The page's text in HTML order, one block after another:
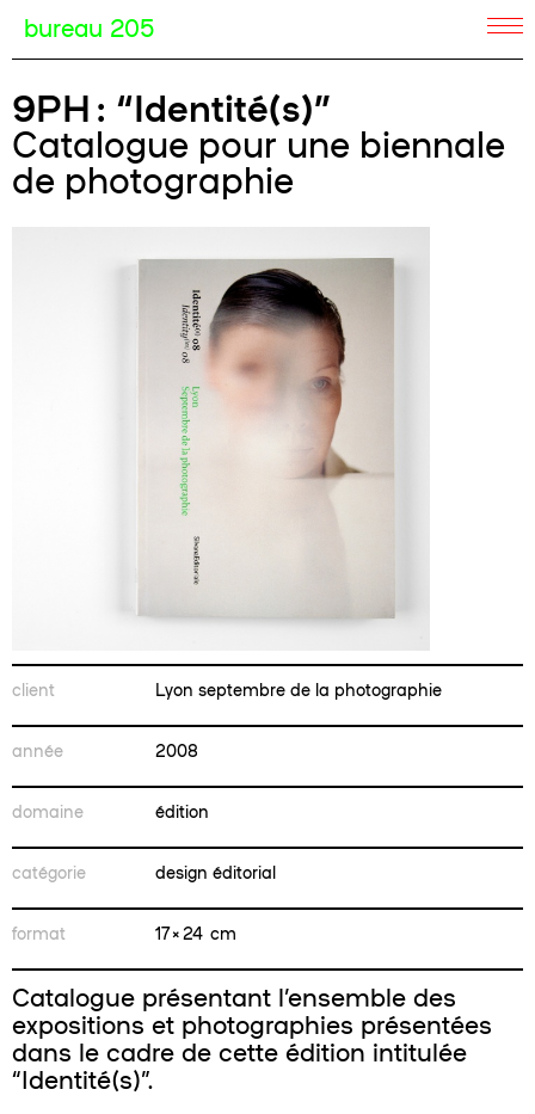
bureau 205
9PH : “Identité(s)”
Catalogue pour une biennale
de photographie
client Lyon septembre de la photographie
année 2008
domaine édition
catégorie design éditorial
format 17 × 24 cm
Catalogue présentant l’ensemble des
expositions et photographies présentées
dans le cadre de cette édition intitulée
“Identité(s)”.